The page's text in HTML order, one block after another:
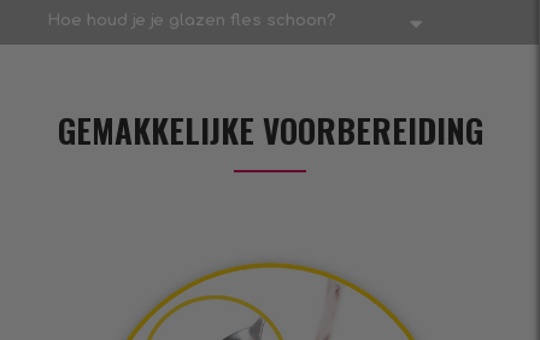
Hoe houd je je glazen fles schoon?
GEMAKKELIJKE VOORBEREIDING